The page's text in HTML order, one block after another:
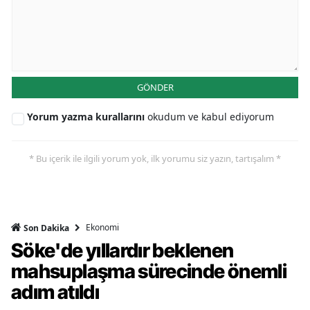
GÖNDER
Yorum yazma kurallarını okudum ve kabul ediyorum
* Bu içerik ile ilgili yorum yok, ilk yorumu siz yazın, tartışalım *
Son Dakika Ekonomi
Söke'de yıllardır beklenen
mahsuplaşma sürecinde önemli
adım atıldı